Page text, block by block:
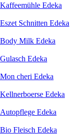
Kaffeemühle Edeka
Eszet Schnitten Edeka
Body Milk Edeka
Gulasch Edeka
Mon cheri Edeka
Kellnerboerse Edeka
Autopflege Edeka
Bio Fleisch Edeka